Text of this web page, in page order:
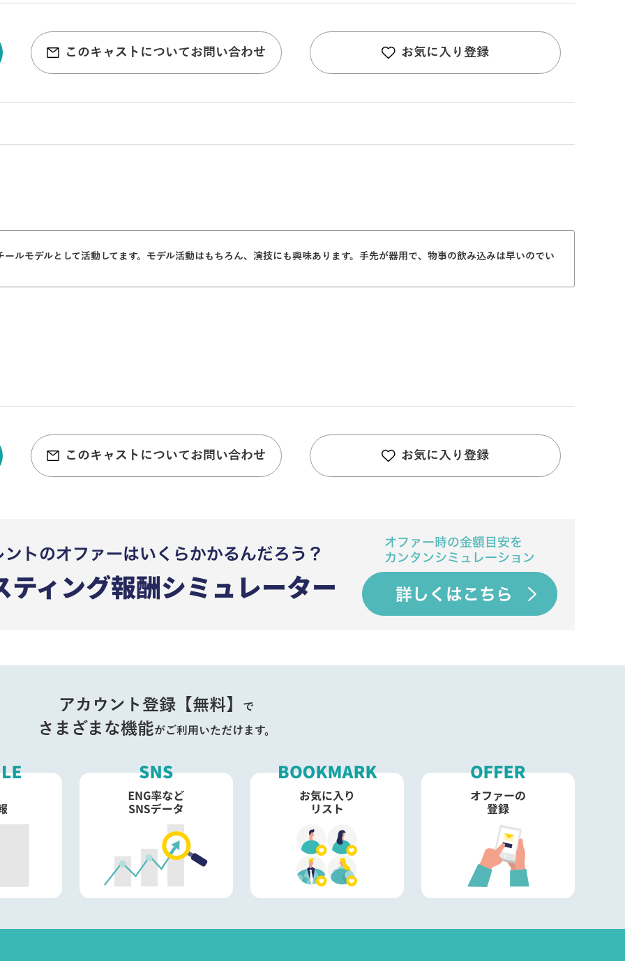
このキャストについてお問い合わせ お気に入り登録
ルモデルとして活動してます。モデル活動はもちろん、演技にも興味あります。手先が器用で、物事の飲み込みは早いのでい
このキャストについてお問い合わせ お気に入り登録
アカウント登録【無料】 で
さまざまな機能がご利用いただけます。